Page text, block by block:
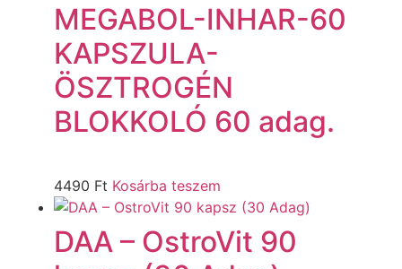
MEGABOL-INHAR-60
KAPSZULA-
ÖSZTROGÉN
BLOKKOLÓ 60 adag.
4490 Ft Kosárba teszem
DAA – OstroVit 90